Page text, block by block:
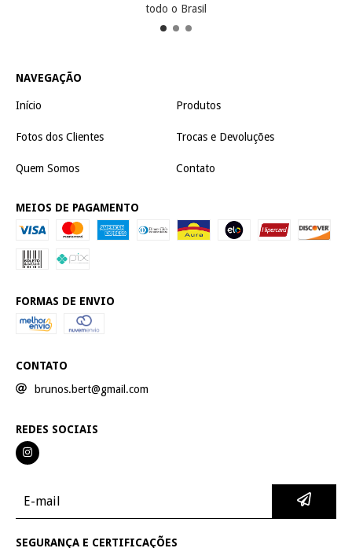
todo o Brasil
NAVEGAÇÃO
Início Produtos
Fotos dos Clientes Trocas e Devoluções
Quem Somos Contato
MEIOS DE PAGAMENTO
FORMAS DE ENVIO
CONTATO
brunos.bert@gmail.com
REDES SOCIAIS
SEGURANÇA E CERTIFICAÇÕES